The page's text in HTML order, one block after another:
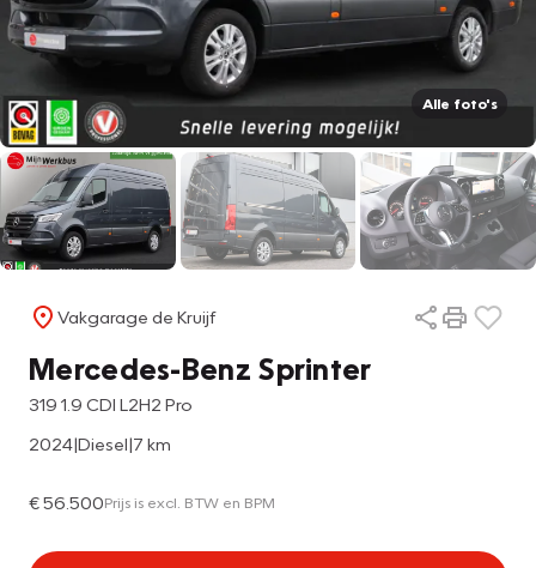
Alle foto's
Vakgarage de Kruijf
Mercedes-Benz Sprinter
319 1.9 CDI L2H2 Pro
2024|Diesel|7 km
€ 56.500Prijs is excl. BTW en BPM